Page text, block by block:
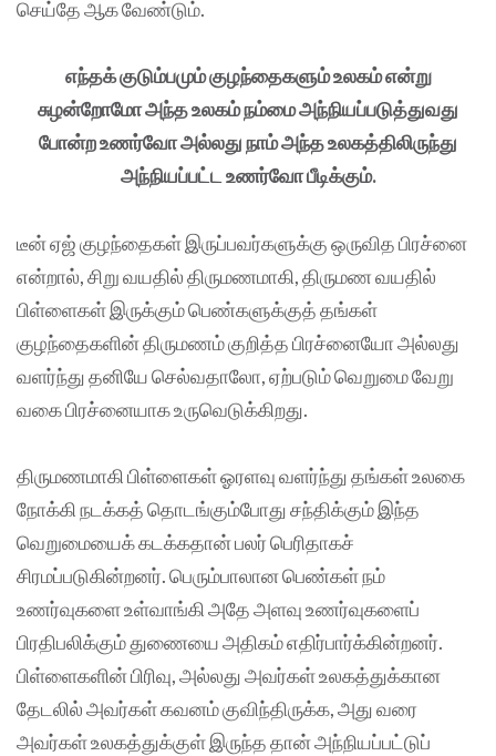
செய்தே ஆக வேண்டும்.
எந்தக் குடும்பமும் குழந்தைகளும் உலகம் என்று
சுழன்றோமோ அந்த உலகம் நம்மை அந்நியப்படுத்துவது
போன்ற உணர்வோ அல்லது நாம் அந்த உலகத்திலிருந்து
அந்நியப்பட்ட உணர்வோ பீடிக்கும்.
டீன் ஏஜ் குழந்தைகள் இருப்பவர்களுக்கு ஒருவித பிரச்னை
என்றால், சிறு வயதில் திருமணமாகி, திருமண வயதில்
பிள்ளைகள் இருக்கும் பெண்களுக்குத் தங்கள்
குழந்தைகளின் திருமணம் குறித்த பிரச்னையோ அல்லது
வளர்ந்து தனியே செல்வதாலோ, ஏற்படும் வெறுமை வேறு
வகை பிரச்னையாக உருவெடுக்கிறது.
திருமணமாகி பிள்ளைகள் ஓரளவு வளர்ந்து தங்கள் உலகை
நோக்கி நடக்கத் தொடங்கும்போது சந்திக்கும் இந்த
வெறுமையைக் கடக்கதான் பலர் பெரிதாகச்
சிரமப்படுகின்றனர். பெரும்பாலான பெண்கள் நம்
உணர்வுகளை உள்வாங்கி அதே அளவு உணர்வுகளைப்
பிரதிபலிக்கும் துணையை அதிகம் எதிர்பார்க்கின்றனர்.
பிள்ளைகளின் பிரிவு, அல்லது அவர்கள் உலகத்துக்கான
தேடலில் அவர்கள் கவனம் குவிந்திருக்க, அது வரை
அவர்கள் உலகத்துக்குள் இருந்த தான் அந்நியப்பட்டுப்